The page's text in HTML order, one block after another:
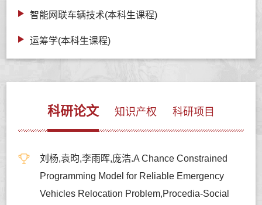
智能网联车辆技术(本科生课程)
运筹学(本科生课程)
科研论文 知识产权 科研项目
刘杨,袁昀,李雨晖,庞浩.A Chance Constrained
Programming Model for Reliable Emergency
Vehicles Relocation Problem,Procedia-Social